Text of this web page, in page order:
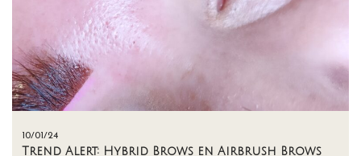
10/01/24
Trend Alert: Hybrid Brows en Airbrush Brows